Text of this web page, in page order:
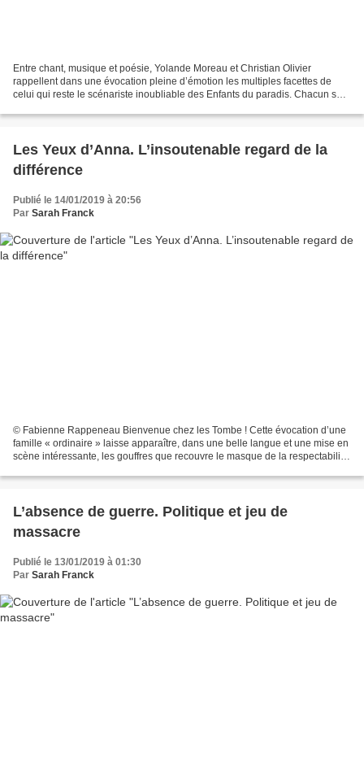
Entre chant, musique et poésie, Yolande Moreau et Christian Olivier
rappellent dans une évocation pleine d’émotion les multiples facettes de
celui qui reste le scénariste inoubliable des Enfants du paradis. Chacun se
Les Yeux d’Anna. L’insoutenable regard de la
différence
Publié le 14/01/2019 à 20:56
Par Sarah Franck
© Fabienne Rappeneau Bienvenue chez les Tombe ! Cette évocation d’une
famille « ordinaire » laisse apparaître, dans une belle langue et une mise en
scène intéressante, les gouffres que recouvre le masque de la respectabilité
L’absence de guerre. Politique et jeu de
massacre
Publié le 13/01/2019 à 01:30
Par Sarah Franck